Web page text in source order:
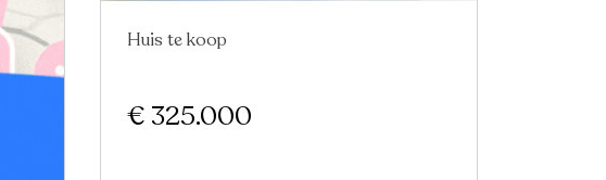
Nieuw
Huis te koop
€ 325.000